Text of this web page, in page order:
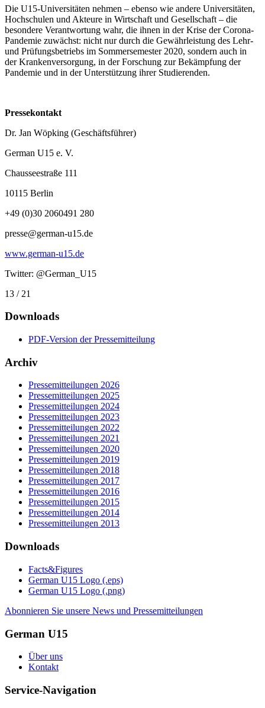
Die U15-Universitäten nehmen – ebenso wie andere Universitäten,
Hochschulen und Akteure in Wirtschaft und Gesellschaft – die
besondere Verantwortung wahr, die ihnen in der Krise der Corona-
Pandemie zuwächst: nicht nur durch die Gewährleistung des Lehr-
und Prüfungsbetriebs im Sommersemester 2020, sondern auch in
der Krankenversorgung, in der Forschung zur Bekämpfung der
Pandemie und in der Unterstützung ihrer Studierenden.
Pressekontakt
Dr. Jan Wöpking (Geschäftsführer)
German U15 e. V.
Chausseestraße 111
10115 Berlin
+49 (0)30 2060491 280
presse@german-u15.de
www.german-u15.de
Twitter: @German_U15
13 / 21
Downloads
PDF-Version der Pressemitteilung
Archiv
Pressemitteilungen 2026
Pressemitteilungen 2025
Pressemitteilungen 2024
Pressemitteilungen 2023
Pressemitteilungen 2022
Pressemitteilungen 2021
Pressemitteilungen 2020
Pressemitteilungen 2019
Pressemitteilungen 2018
Pressemitteilungen 2017
Pressemitteilungen 2016
Pressemitteilungen 2015
Pressemitteilungen 2014
Pressemitteilungen 2013
Downloads
Facts&Figures
German U15 Logo (.eps)
German U15 Logo (.png)
Abonnieren Sie unsere News und Pressemitteilungen
German U15
Über uns
Kontakt
Service-Navigation